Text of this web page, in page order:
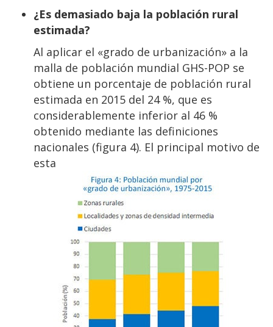
¿Es demasiado baja la población rural
estimada?
Al aplicar el «grado de urbanización» a la
malla de población mundial GHS-POP se
obtiene un porcentaje de población rural
estimada en 2015 del 24 %, que es
considerablemente inferior al 46 %
obtenido mediante las definiciones
nacionales (figura 4). El principal motivo de
esta